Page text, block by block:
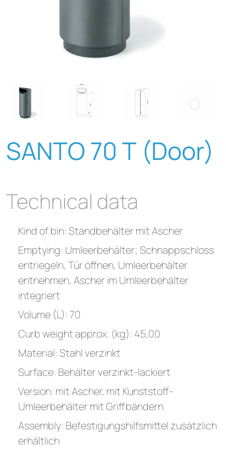
SANTO 70 T (Door)
Technical data
Kind of bin: Standbehälter mit Ascher
Emptying: Umleerbehälter; Schnappschloss
entriegeln, Tür öffnen, Umleerbehälter
entnehmen, Ascher im Umleerbehälter
integriert
Volume (L): 70
Curb weight approx. (kg): 45,00
Material: Stahl verzinkt
Surface: Behälter verzinkt-lackiert
Version: mit Ascher, mit Kunststoff-
Umleerbehälter mit Griffbändern
Assembly: Befestigungshilfsmittel zusätzlich
erhältlich